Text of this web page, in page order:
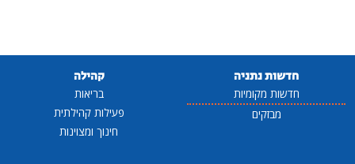
חדשות נתניה
חדשות מקומיות
מבזקים
קהילה
בריאות
פעילות קהילתית
חינוך ומצוינות